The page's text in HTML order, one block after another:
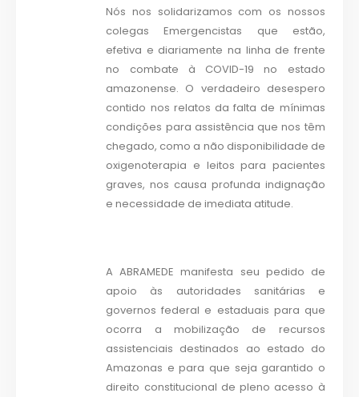
Nós nos solidarizamos com os nossos
colegas Emergencistas que estão,
efetiva e diariamente na linha de frente
no combate à COVID-19 no estado
amazonense. O verdadeiro desespero
contido nos relatos da falta de mínimas
condições para assistência que nos têm
chegado, como a não disponibilidade de
oxigenoterapia e leitos para pacientes
graves, nos causa profunda indignação
e necessidade de imediata atitude.
A ABRAMEDE manifesta seu pedido de
apoio às autoridades sanitárias e
governos federal e estaduais para que
ocorra a mobilização de recursos
assistenciais destinados ao estado do
Amazonas e para que seja garantido o
direito constitucional de pleno acesso à